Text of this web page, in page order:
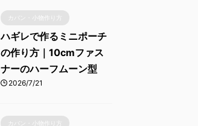
カバン・小物作り方
ハギレで作るミニポーチ
の作り方｜10cmファス
ナーのハーフムーン型
2026/7/21
カバン・小物作り方